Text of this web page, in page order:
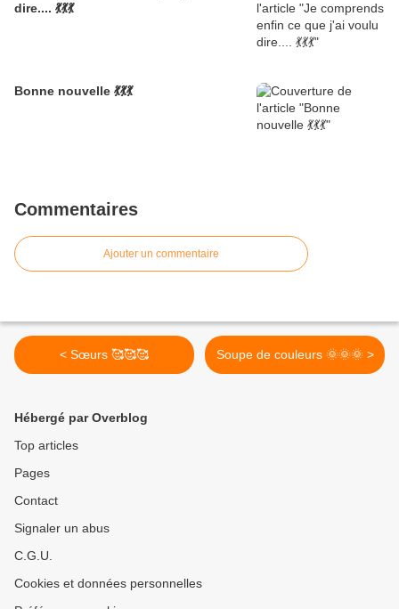
dire.... 💃💃💃
Bonne nouvelle 💃💃💃
Commentaires
Ajouter un commentaire
< Sœurs 🥰🥰🥰 Soupe de couleurs 🌞🌞🌞 >
Hébergé par Overblog
Top articles
Pages
Contact
Signaler un abus
C.G.U.
Cookies et données personnelles